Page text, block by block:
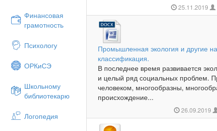
Финансовая
грамотность
Психологу
ОРКиСЭ
Школьному
библиотекарю
Логопедия
25.11.2019
Промышленная экология и другие
классификация.
В последнее время развивается
и целый ряд социальных проблем.
человеком, многообразны,
происхождение...
26.09.2019